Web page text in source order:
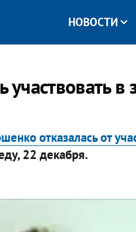
НОВОСТИ
в
отказалась от
22 декабря.